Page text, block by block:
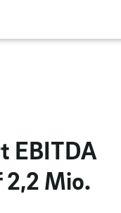
EBITDA
2,2 Mio.